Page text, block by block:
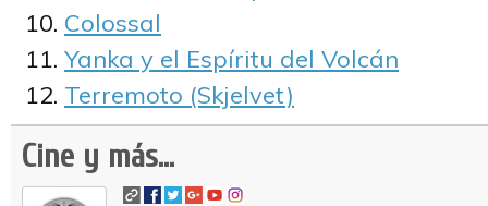
Colossal
Yanka y el Espíritu del Volcán
Terremoto (Skjelvet)
Cine y más...